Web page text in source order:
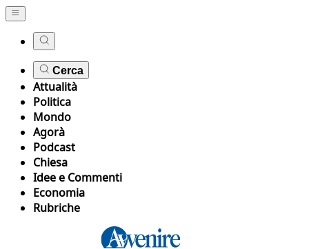
Cerca
Attualità
Politica
Mondo
Agorà
Podcast
Chiesa
Idee e Commenti
Economia
Rubriche